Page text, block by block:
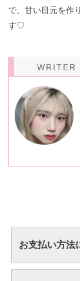
で、甘い目元を作
す♡
WRITER
お支払い方法